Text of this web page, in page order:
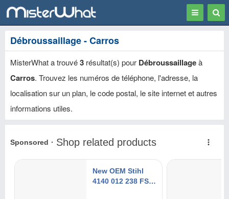
Toggle
Débroussaillage - Carros
MisterWhat a trouvé3 résultat(s) pour Débroussaillageà
Carros. Trouvez les numéros de téléphone, l'adresse, la
localisation sur un plan, le code postal, le site internet et autres
informations utiles.